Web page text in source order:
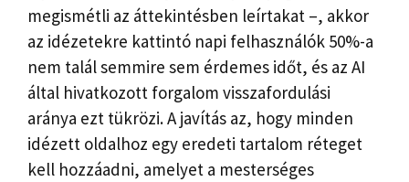
megismétli az áttekintésben leírtakat –, akkor
az idézetekre kattintó napi felhasználók 50%-a
nem talál semmire sem érdemes időt, és az AI
által hivatkozott forgalom visszafordulási
aránya ezt tükrözi. A javítás az, hogy minden
idézett oldalhoz egy eredeti tartalom réteget
kell hozzáadni, amelyet a mesterséges